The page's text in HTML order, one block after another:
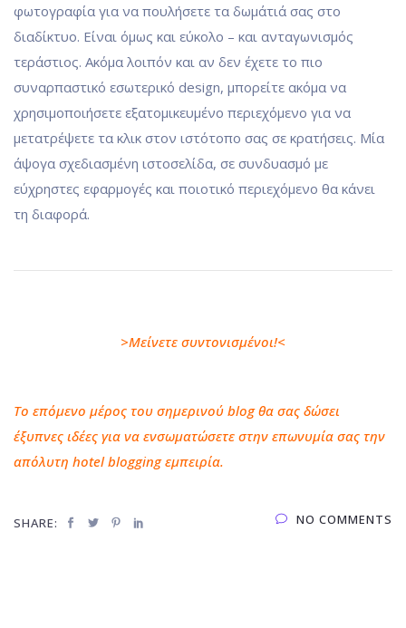
φωτογραφία για να πουλήσετε τα δωμάτιά σας στο
διαδίκτυο. Είναι όμως και εύκολο – και ανταγωνισμός
τεράστιος. Ακόμα λοιπόν και αν δεν έχετε το πιο
συναρπαστικό εσωτερικό design, μπορείτε ακόμα να
χρησιμοποιήσετε εξατομικευμένο περιεχόμενο για να
μετατρέψετε τα κλικ στον ιστότοπο σας σε κρατήσεις. Μία
άψογα σχεδιασμένη ιστοσελίδα, σε συνδυασμό με
εύχρηστες εφαρμογές και ποιοτικό περιεχόμενο θα κάνει
τη διαφορά.
>Μείνετε συντονισμένοι!<
Το επόμενο μέρος του σημερινού blog θα σας δώσει
έξυπνες ιδέες για να ενσωματώσετε στην επωνυμία σας την
απόλυτη hotel blogging εμπειρία.
SHARE: NO COMMENTS